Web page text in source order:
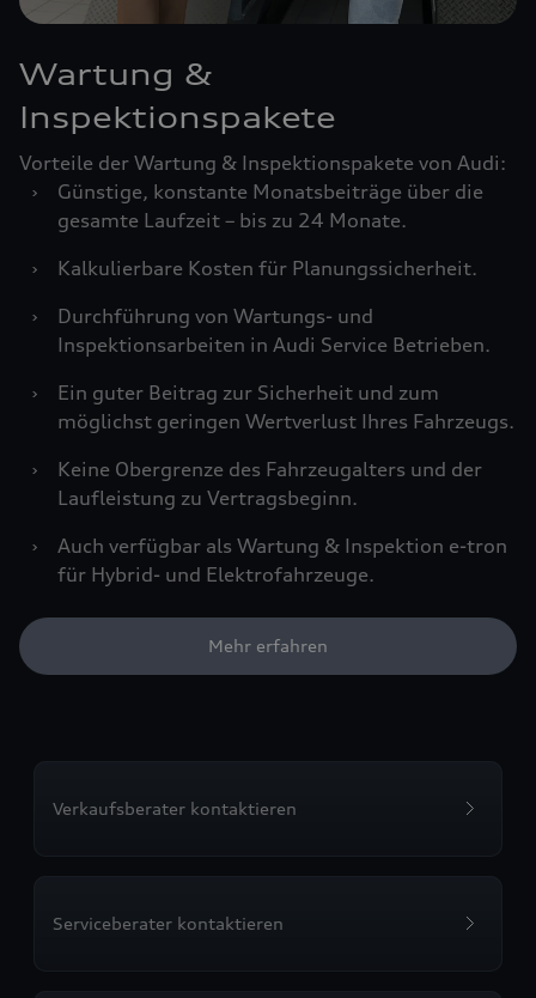
Wartung &
Inspektionspakete
Vorteile der Wartung & Inspektionspakete von Audi:
›
Günstige, konstante Monatsbeiträge über die
gesamte Laufzeit – bis zu 24 Monate.
›
Kalkulierbare Kosten für Planungssicherheit.
›
Durchführung von Wartungs- und
Inspektionsarbeiten in Audi Service Betrieben.
›
Ein guter Beitrag zur Sicherheit und zum
möglichst geringen Wertverlust Ihres Fahrzeugs.
›
Keine Obergrenze des Fahrzeugalters und der
Laufleistung zu Vertragsbeginn.
›
Auch verfügbar als Wartung & Inspektion e-tron
für Hybrid- und Elektrofahrzeuge.
Mehr erfahren
Verkaufsberater kontaktieren
Serviceberater kontaktieren